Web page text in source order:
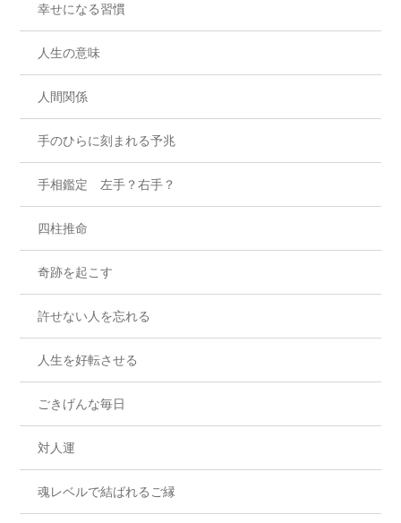
幸せになる習慣
人生の意味
人間関係
手のひらに刻まれる予兆
手相鑑定 左手？右手？
四柱推命
奇跡を起こす
許せない人を忘れる
人生を好転させる
ごきげんな毎日
対人運
魂レベルで結ばれるご縁